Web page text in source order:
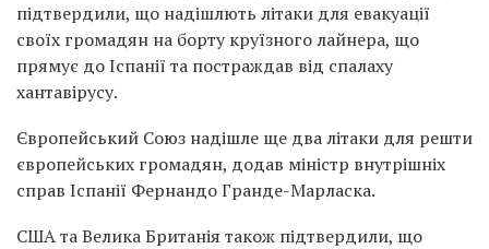
підтвердили, що надішлють літаки для евакуації
своїх громадян на борту круїзного лайнера, що
прямує до Іспанії та постраждав від спалаху
хантавірусу.
Європейський Союз надішле ще два літаки для решти
європейських громадян, додав міністр внутрішніх
справ Іспанії Фернандо Гранде-Марласка.
США та Велика Британія також підтвердили, що